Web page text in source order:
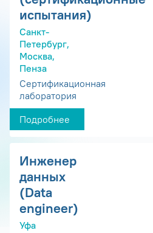
испытания)
Санкт-
Петербург,
Москва,
Пенза
Сертификационная
лаборатория
Подробнее
Инженер
данных
(Data
engineer)
Уфа